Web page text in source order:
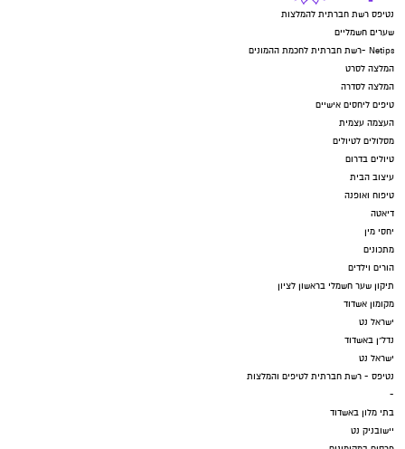
יש לכם מידע חשוב שטרם נחשף? צילומים מאירוע
חדשותי? מצאתם טעות בכתבה? נשמח שתשתפו
אותנו
נטיפס רשת חברתית להמלצות
שערים חשמליים